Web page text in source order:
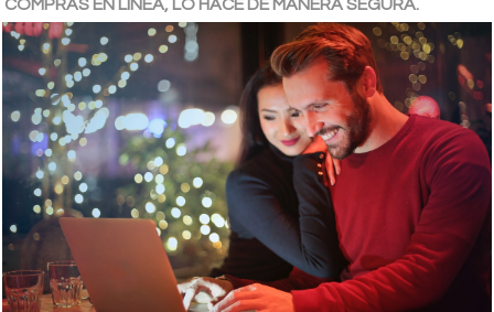
COMPRAS EN LÍNEA, LO HACE DE MANERA SEGURA.